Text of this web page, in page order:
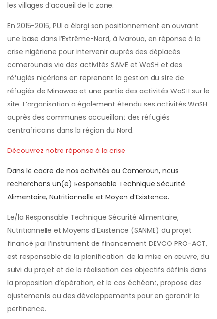
les villages d’accueil de la zone.
En 2015-2016, PUI a élargi son positionnement en ouvrant
une base dans l’Extrême-Nord, à Maroua, en réponse à la
crise nigériane pour intervenir auprès des déplacés
camerounais via des activités SAME et WaSH et des
réfugiés nigérians en reprenant la gestion du site de
réfugiés de Minawao et une partie des activités WaSH sur le
site. L’organisation a également étendu ses activités WaSH
auprès des communes accueillant des réfugiés
centrafricains dans la région du Nord.
Découvrez notre réponse à la crise
Dans le cadre de nos activités au Cameroun, nous
recherchons un(e) Responsable Technique Sécurité
Alimentaire, Nutritionnelle et Moyen d’Existence.
Le/la Responsable Technique Sécurité Alimentaire,
Nutritionnelle et Moyens d’Existence (SANME) du projet
financé par l’instrument de financement DEVCO PRO-ACT,
est responsable de la planification, de la mise en œuvre, du
suivi du projet et de la réalisation des objectifs définis dans
la proposition d’opération, et le cas échéant, propose des
ajustements ou des développements pour en garantir la
pertinence.